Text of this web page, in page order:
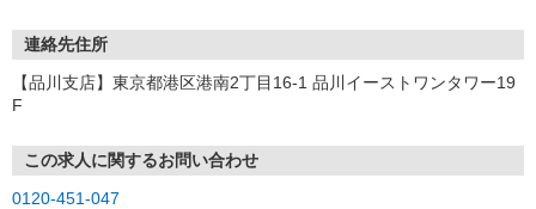
連絡先住所
【品川支店】東京都港区港南2丁目16-1 品川イーストワンタワー19
F
この求人に関するお問い合わせ
0120-451-047